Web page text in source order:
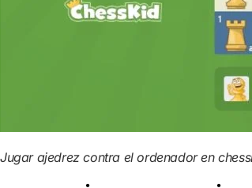
Jugar ajedrez contra el ordenador en